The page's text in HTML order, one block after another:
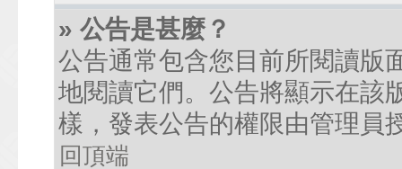
» 公告是甚麼？
公告通常包含您目前所閱讀版
地閱讀它們。公告將顯示在該
樣，發表公告的權限由管理員
回頂端